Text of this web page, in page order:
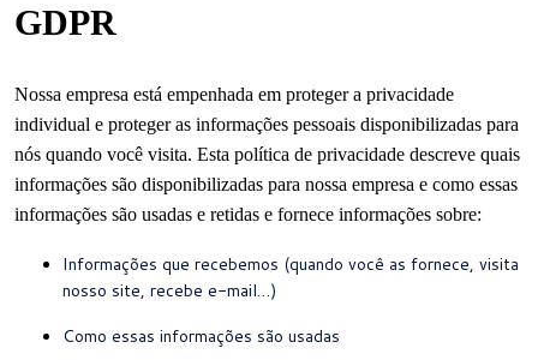
GDPR
Nossa empresa está empenhada em proteger a privacidade
individual e proteger as informações pessoais disponibilizadas para
nós quando você visita. Esta política de privacidade descreve quais
informações são disponibilizadas para nossa empresa e como essas
informações são usadas e retidas e fornece informações sobre:
Informações que recebemos (quando você as fornece, visita
nosso site, recebe e-mail…)
Como essas informações são usadas